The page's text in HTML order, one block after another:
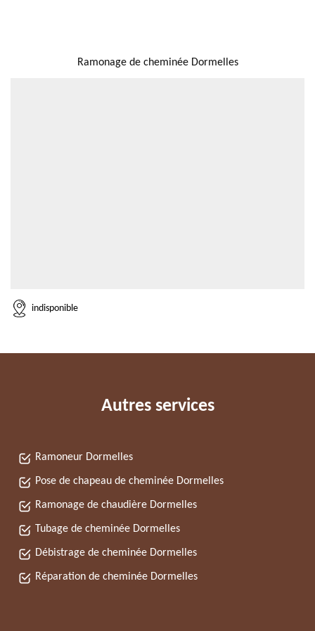
Ramonage de cheminée Dormelles
indisponible
Autres services
Ramoneur Dormelles
Pose de chapeau de cheminée Dormelles
Ramonage de chaudière Dormelles
Tubage de cheminée Dormelles
Débistrage de cheminée Dormelles
Réparation de cheminée Dormelles